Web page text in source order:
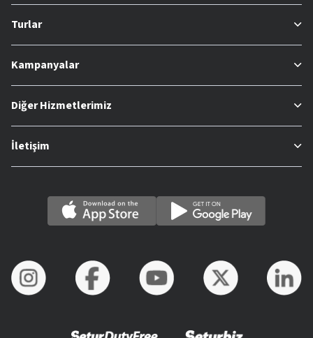
Turlar
Kampanyalar
Diğer Hizmetlerimiz
İletişim